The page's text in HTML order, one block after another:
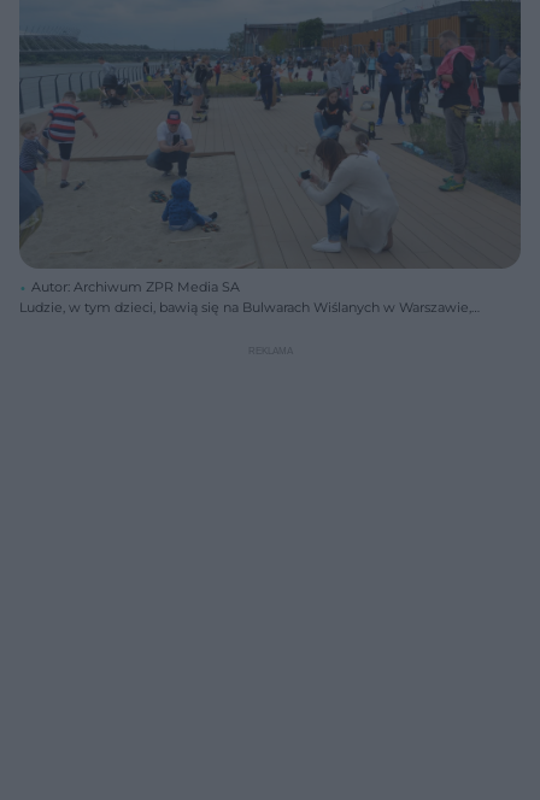
Autor: Archiwum ZPR Media SA
Ludzie, w tym dzieci, bawią się na Bulwarach Wiślanych w Warszawie,
Mężczyzna w białej czapce i kobieta w beżowym swetrze robią